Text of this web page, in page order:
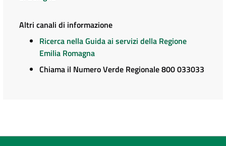
Altri canali di informazione
Ricerca nella Guida ai servizi della Regione
Emilia Romagna
Chiama il Numero Verde Regionale 800 033033